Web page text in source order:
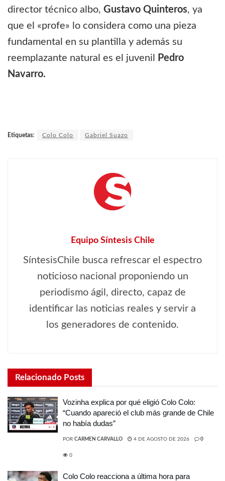
director técnico albo, Gustavo Quinteros, ya
que el «profe» lo considera como una pieza
fundamental en su plantilla y además su
reemplazante natural es el juvenil
Pedro
Navarro.
Etiquetas: Colo Colo Gabriel Suazo
Equipo Síntesis Chile
SíntesisChile busca refrescar el espectro
noticioso nacional proponiendo un
periodismo ágil, directo, capaz de
identificar las noticias reales y servir a
los generadores de contenido.
Relacionado Posts
Vozinha explica por qué eligió Colo Colo:
“Cuando apareció el club más grande de Chile
no había dudas”
POR CARMEN CARVALLO 4 DE AGOSTO DE 2026 0
0
Colo Colo reacciona a última hora para